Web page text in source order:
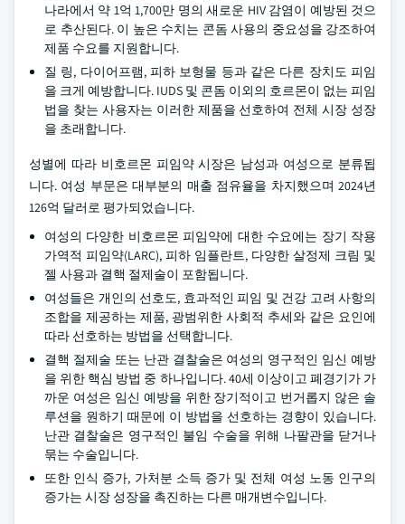
나라에서 약 1억 1,700만 명의 새로운 HIV 감염이 예방된 것으
로 추산된다. 이 높은 수치는 콘돔 사용의 중요성을 강조하여
제품 수요를 지원합니다.
질 링, 다이어프램, 피하 보형물 등과 같은 다른 장치도 피임
을 크게 예방합니다. IUDS 및 콘돔 이외의 호르몬이 없는 피임
법을 찾는 사용자는 이러한 제품을 선호하여 전체 시장 성장
을 초래합니다.
성별에 따라 비호르몬 피임약 시장은 남성과 여성으로 분류됩
니다. 여성 부문은 대부분의 매출 점유율을 차지했으며 2024년
126억 달러로 평가되었습니다.
여성의 다양한 비호르몬 피임약에 대한 수요에는 장기 작용
가역적 피임약(LARC), 피하 임플란트, 다양한 살정제 크림 및
젤 사용과 결핵 절제술이 포함됩니다.
여성들은 개인의 선호도, 효과적인 피임 및 건강 고려 사항의
조합을 제공하는 제품, 광범위한 사회적 추세와 같은 요인에
따라 선호하는 방법을 선택합니다.
결핵 절제술 또는 난관 결찰술은 여성의 영구적인 임신 예방
을 위한 핵심 방법 중 하나입니다. 40세 이상이고 폐경기가 가
까운 여성은 임신 예방을 위한 장기적이고 번거롭지 않은 솔
루션을 원하기 때문에 이 방법을 선호하는 경향이 있습니다.
난관 결찰술은 영구적인 불임 수술을 위해 나팔관을 닫거나
묶는 수술입니다.
또한 인식 증가, 가처분 소득 증가 및 전체 여성 노동 인구의
증가는 시장 성장을 촉진하는 다른 매개변수입니다.